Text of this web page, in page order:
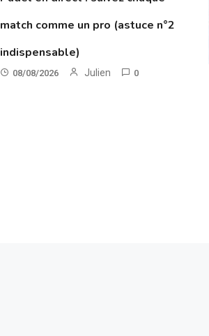
match comme un pro (astuce n°2
indispensable)
08/08/2026 Julien 0